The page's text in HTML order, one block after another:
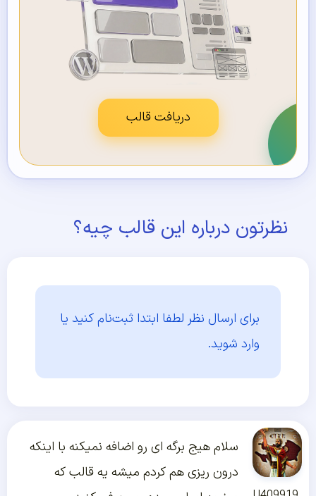
دریافت قالب
نظرتون درباره این قالب چیه؟
برای ارسال نظر لطفا ابتدا ثبت‌نام کنید یا
وارد شوید.
سلام هیج برگه ای رو اضافه نمیکنه با اینکه
درون ریزی هم کردم میشه یه قالب که